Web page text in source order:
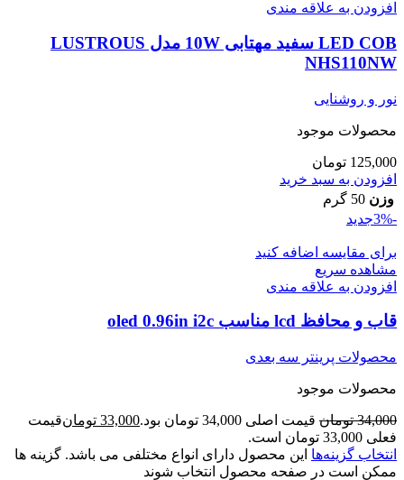
افزودن به علاقه مندی
LED COB سفید مهتابی 10W مدل LUSTROUS
NHS110NW
نور و روشنایی
محصولات موجود
125,000 تومان
افزودن به سبد خرید
وزن 50 گرم
-3%
جدید
برای مقایسه اضافه کنید
مشاهده سریع
افزودن به علاقه مندی
قاب و محافظ lcd مناسب oled 0.96in i2c
محصولات پرینتر سه بعدی
محصولات موجود
34,000 تومان قیمت اصلی 34,000 تومان بود. 33,000 تومانقیمت
فعلی 33,000 تومان است.
انتخاب گزینه‌ها این محصول دارای انواع مختلفی می باشد. گزینه ها
ممکن است در صفحه محصول انتخاب شوند